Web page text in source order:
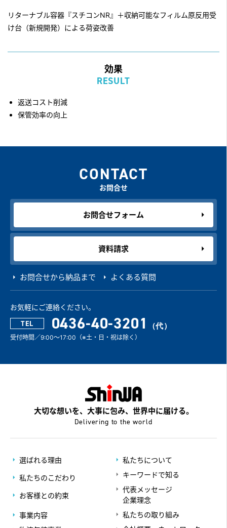
リターナブル容器『スチコンNR』＋収納可能なフィルム原反用受
け台（新規開発）による荷姿改善
効果
RESULT
返送コスト削減
保管効率の向上
CONTACT
お問合せ
お問合せフォーム
資料請求
お問合せから納品まで よくある質問
お気軽にご連絡ください。
TEL 0436-40-3201
受付時間／9:00～17:00（※土・日・祝は除く）
大切な想いを、大事に包み、世界中に届ける。
Delivering to the world
選ばれる理由
私たちのこだわり
お客様との約束
事業内容
私たちについて
キーワードで知る
代表メッセージ
企業理念
私たちの取り組み